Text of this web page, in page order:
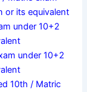
or its equivalent
under 10+2
under 10+2
10th / Matric